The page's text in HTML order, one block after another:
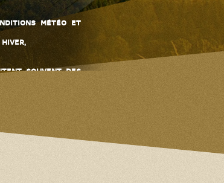
météo et
hiver,
souvent des
les
6 niveaux du